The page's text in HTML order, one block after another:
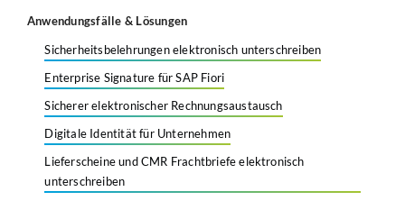
Anwendungsfälle & Lösungen
Sicherheitsbelehrungen elektronisch unterschreiben
Enterprise Signature für SAP Fiori
Sicherer elektronischer Rechnungsaustausch
Digitale Identität für Unternehmen
Lieferscheine und CMR Frachtbriefe elektronisch
unterschreiben